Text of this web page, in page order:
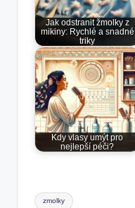
Jak odstranit žmolky z
mikiny: Rychlé a snadné
triky
Kdy vlasy umýt pro
nejlepší péči?
Tags:
zmolky